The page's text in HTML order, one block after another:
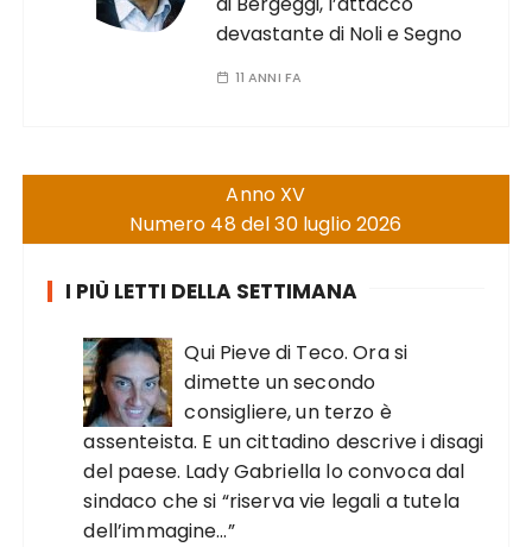
devastante di Noli e Segno
11 ANNI FA
Anno XV
Numero 48 del 30 luglio 2026
I PIÙ LETTI DELLA SETTIMANA
Qui Pieve di Teco. Ora si
dimette un secondo
consigliere, un terzo è
assenteista. E un cittadino descrive i disagi
del paese. Lady Gabriella lo convoca dal
sindaco che si “riserva vie legali a tutela
dell’immagine…”